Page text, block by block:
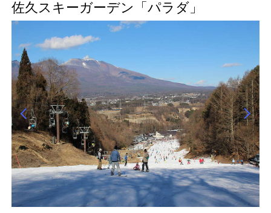
佐久スキーガーデン「パラダ」